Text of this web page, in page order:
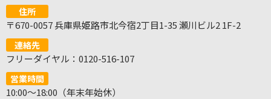
住所
〒670-0057 兵庫県姫路市北今宿2丁目1-35 瀬川ビル2 1F-2
連絡先
フリーダイヤル：0120-516-107
営業時間
10:00～18:00（年末年始休）